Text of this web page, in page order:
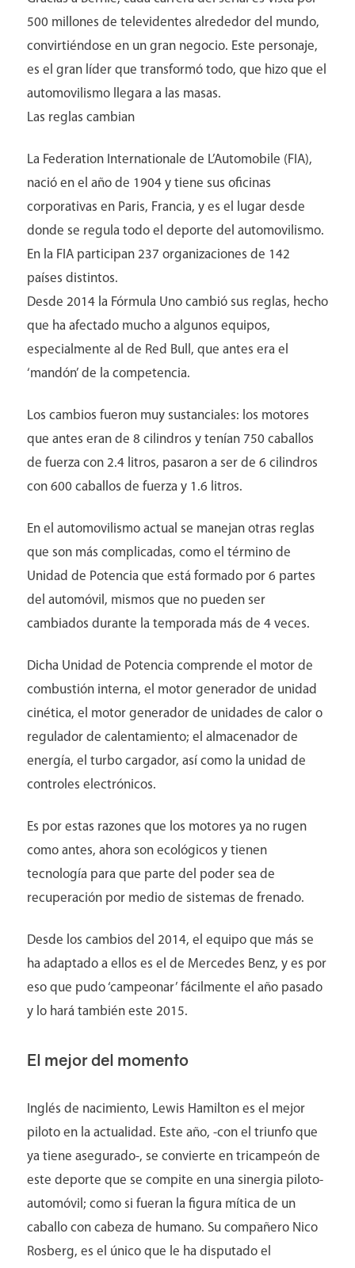
Pacientes
Médicos
500 millones de televidentes alrededor del mundo,
convirtiéndose en un gran negocio. Este personaje,
es el gran líder que transformó todo, que hizo que el
automovilismo llegara a las masas.
Las reglas cambian
La Federation Internationale de L’Automobile (FIA),
nació en el año de 1904 y tiene sus oficinas
corporativas en Paris, Francia, y es el lugar desde
donde se regula todo el deporte del automovilismo.
En la FIA participan 237 organizaciones de 142
países distintos.
Desde 2014 la Fórmula Uno cambió sus reglas, hecho
que ha afectado mucho a algunos equipos,
especialmente al de Red Bull, que antes era el
‘mandón’ de la competencia.
Los cambios fueron muy sustanciales: los motores
que antes eran de 8 cilindros y tenían 750 caballos
de fuerza con 2.4 litros, pasaron a ser de 6 cilindros
con 600 caballos de fuerza y 1.6 litros.
En el automovilismo actual se manejan otras reglas
que son más complicadas, como el término de
Unidad de Potencia que está formado por 6 partes
del automóvil, mismos que no pueden ser
cambiados durante la temporada más de 4 veces.
Dicha Unidad de Potencia comprende el motor de
combustión interna, el motor generador de unidad
cinética, el motor generador de unidades de calor o
regulador de calentamiento; el almacenador de
energía, el turbo cargador, así como la unidad de
controles electrónicos.
Es por estas razones que los motores ya no rugen
como antes, ahora son ecológicos y tienen
tecnología para que parte del poder sea de
recuperación por medio de sistemas de frenado.
Desde los cambios del 2014, el equipo que más se
ha adaptado a ellos es el de Mercedes Benz, y es por
eso que pudo ‘campeonar’ fácilmente el año pasado
y lo hará también este 2015.
El mejor del momento
Inglés de nacimiento, Lewis Hamilton es el mejor
piloto en la actualidad. Este año, -con el triunfo que
ya tiene asegurado-, se convierte en tricampeón de
este deporte que se compite en una sinergia piloto-
automóvil; como si fueran la figura mítica de un
caballo con cabeza de humano. Su compañero Nico
Rosberg, es el único que le ha disputado el